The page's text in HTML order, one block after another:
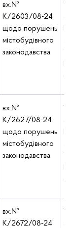
вх.№
К/2603/08-24
щодо порушень
містобудівного
законодавства
(5
вх.№
К/2627/08-24
щодо порушень
містобудівного
законодавства
(5
вх.№
К/2672/08-24